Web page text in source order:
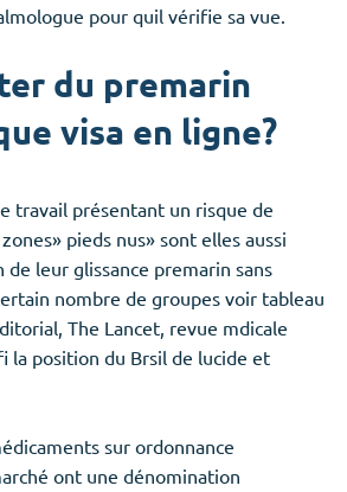
pour quil vérifie sa vue.
du premarin
visa en ligne?
travail présentant un risque de
pieds nus» sont elles aussi
de leur glissance premarin sans
nombre de groupes voir tableau
The Lancet, revue mdicale
la position du Brsil de lucide et
sur ordonnance
ont une dénomination